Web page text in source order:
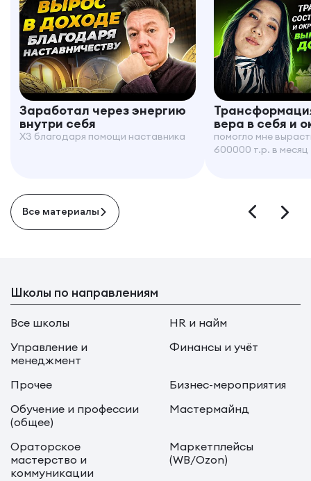
Заработал через энергию
внутри себя
X3 благодаря помощи наставника
вера в себя и
помогло мне
600000 т.р. в месяц
Все материалы
Школы по направлениям
Все школы
HR и найм
Управление и
менеджмент
Финансы и учёт
Прочее
Бизнес-мероприятия
Обучение и профессии
(общее)
Мастермайнд
Ораторское
мастерство и
коммуникации
Маркетплейсы
(WB/Ozon)